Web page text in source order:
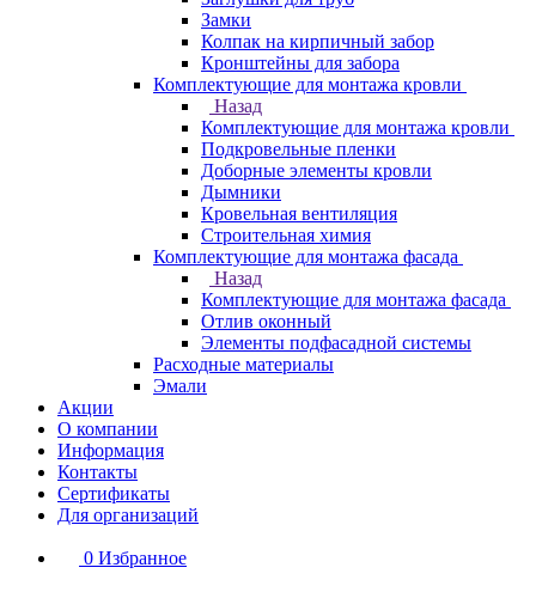
Замки
Колпак на кирпичный забор
Кронштейны для забора
Комплектующие для монтажа кровли
Назад
Комплектующие для монтажа кровли
Подкровельные пленки
Доборные элементы кровли
Дымники
Кровельная вентиляция
Строительная химия
Комплектующие для монтажа фасада
Назад
Комплектующие для монтажа фасада
Отлив оконный
Элементы подфасадной системы
Расходные материалы
Эмали
Акции
О компании
Информация
Контакты
Сертификаты
Для организаций
0 Избранное